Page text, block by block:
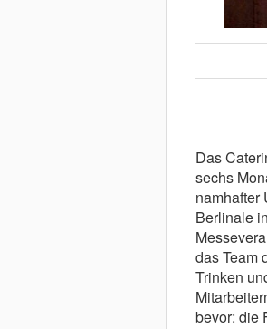
Das
sechs
namhafter
Berlinale
das Team
Trinken
bevor: die